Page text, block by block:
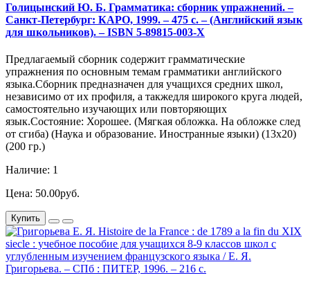
Голицынский Ю. Б. Грамматика: сборник упражнений. –
Санкт-Петербург: КАРО, 1999. – 475 с. – (Английский язык
для школьников). – ISBN 5-89815-003-X
Предлагаемый сборник содержит грамматические
упражнения по основным темам грамматики английского
языка.Сборник предназначен для учащихся средних школ,
независимо от их профиля, а такжедля широкого круга людей,
самостоятельно изучающих или повторяющих
язык.Состояние: Хорошее. (Мягкая обложка. На обложке след
от сгиба) (Наука и образование. Иностранные языки) (13х20)
(200 гр.)
Наличие: 1
Цена: 50.00руб.
Купить